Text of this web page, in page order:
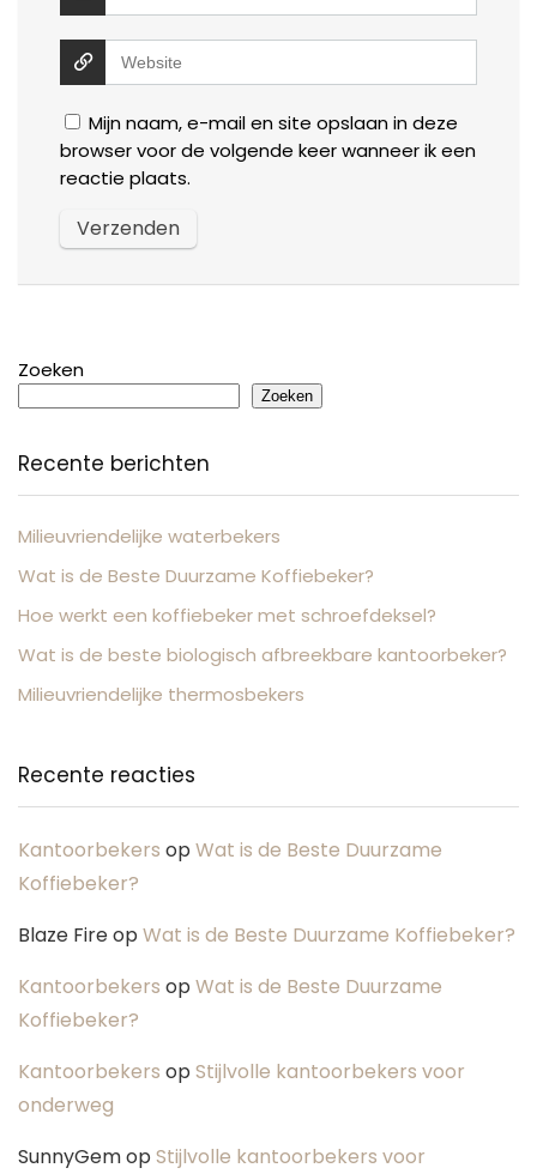
Mijn naam, e-mail en site opslaan in deze
browser voor de volgende keer wanneer ik een
reactie plaats.
Zoeken
Zoeken
Recente berichten
Milieuvriendelijke waterbekers
Wat is de Beste Duurzame Koffiebeker?
Hoe werkt een koffiebeker met schroefdeksel?
Wat is de beste biologisch afbreekbare kantoorbeker?
Milieuvriendelijke thermosbekers
Recente reacties
Kantoorbekers op Wat is de Beste Duurzame
Koffiebeker?
Blaze Fireop Wat is de Beste Duurzame Koffiebeker?
Kantoorbekers op Wat is de Beste Duurzame
Koffiebeker?
Kantoorbekers op Stijlvolle kantoorbekers voor
onderweg
SunnyGemop Stijlvolle kantoorbekers voor